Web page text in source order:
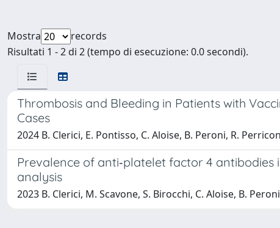
Mostra
records
Risultati 1 - 2 di 2 (tempo di esecuzione: 0.0 secondi).
Thrombosis and Bleeding in Patients with
Cases
2024 B. Clerici, E. Pontisso, C. Aloise, B. Peroni, R.
Prevalence of anti‐platelet factor 4
analysis
2023 B. Clerici, M. Scavone, S. Birocchi, C. Aloise, B.